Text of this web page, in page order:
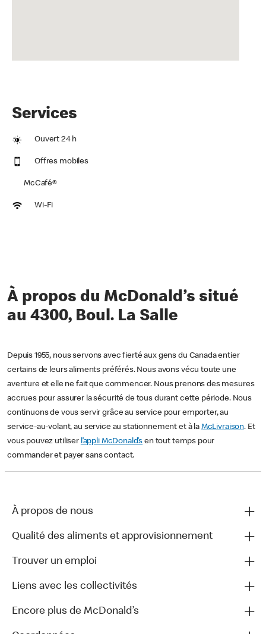
Services
Ouvert 24 h
Offres mobiles
McCafé®
Wi-Fi
À propos du McDonald’s situé
au 4300, Boul. La Salle
Depuis 1955, nous servons avec fierté aux gens du Canada entier
certains de leurs aliments préférés. Nous avons vécu toute une
aventure et elle ne fait que commencer. Nous prenons des mesures
accrues pour assurer la sécurité de tous durant cette période. Nous
continuons de vous servir grâce au service pour emporter, au
service-au-volant, au service au stationnement et à la McLivraison. Et
vous pouvez utiliser l’appli McDonald’s en tout temps pour
commander et payer sans contact.
À propos de nous
Qualité des aliments et approvisionnement
Trouver un emploi
Liens avec les collectivités
Encore plus de McDonald’s